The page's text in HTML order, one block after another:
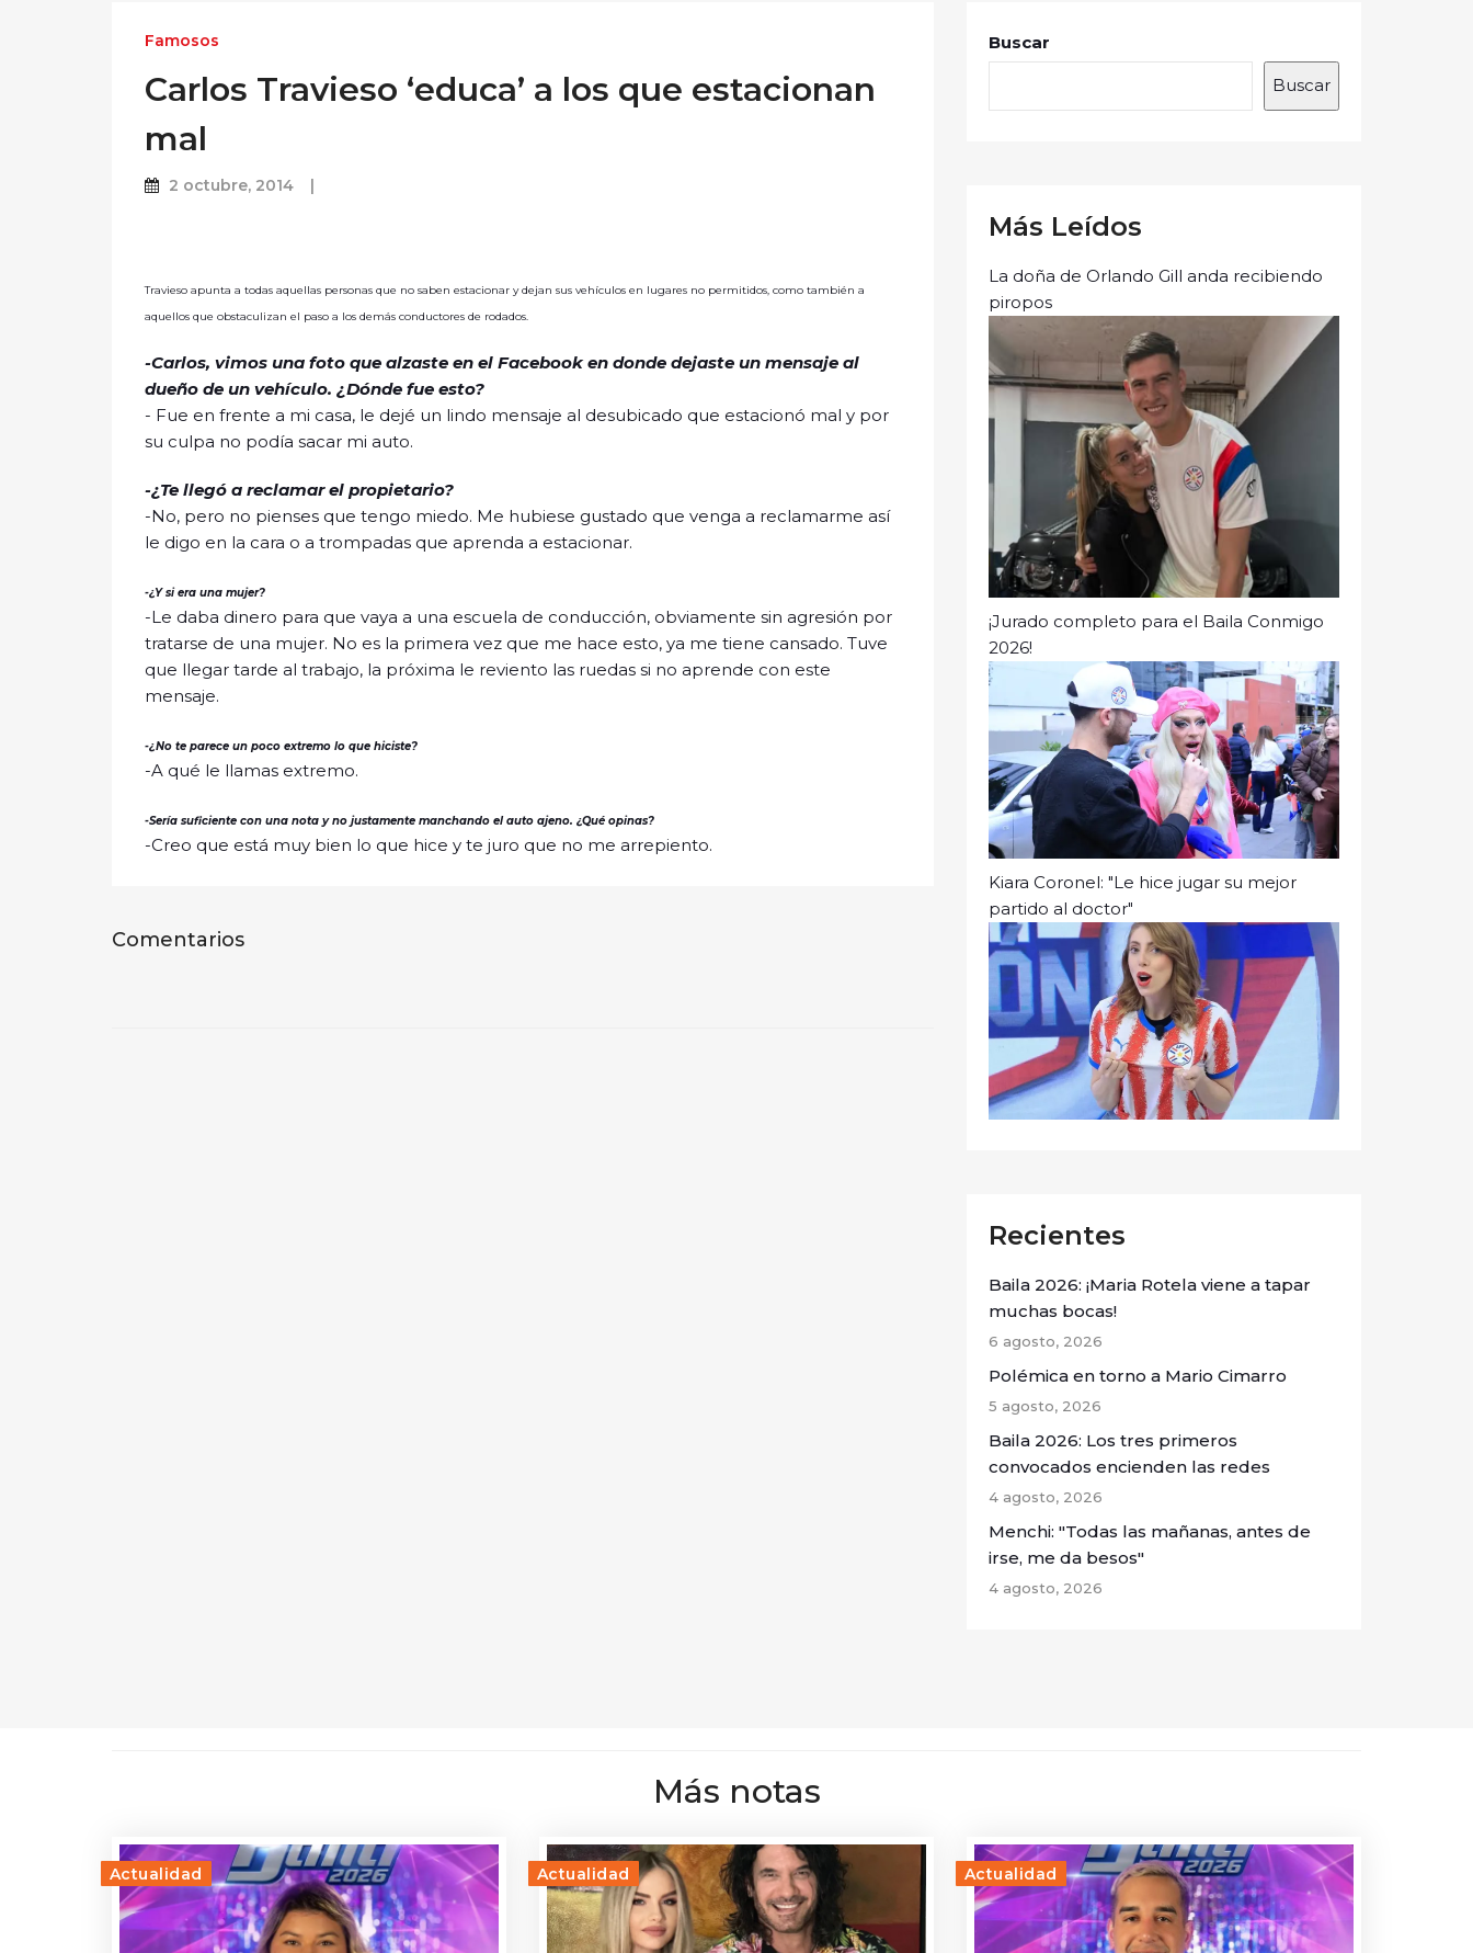
Famosos
Carlos Travieso ‘educa’ a los que estacionan
mal
2 octubre, 2014
Travieso apunta a todas aquellas personas que no saben estacionar y dejan sus vehículos en lugares no permitidos, como también a
aquellos que obstaculizan el paso a los demás conductores de rodados.
-Carlos, vimos una foto que alzaste en el Facebook en donde dejaste un mensaje al
dueño de un vehículo. ¿Dónde fue esto?
- Fue en frente a mi casa, le dejé un lindo mensaje al desubicado que estacionó mal y por
su culpa no podía sacar mi auto.
-¿Te llegó a reclamar el propietario?
-No, pero no pienses que tengo miedo. Me hubiese gustado que venga a reclamarme así
le digo en la cara o a trompadas que aprenda a estacionar.
-¿Y si era una mujer?
-Le daba dinero para que vaya a una escuela de conducción, obviamente sin agresión por
tratarse de una mujer. No es la primera vez que me hace esto, ya me tiene cansado. Tuve
que llegar tarde al trabajo, la próxima le reviento las ruedas si no aprende con este
mensaje.
-¿No te parece un poco extremo lo que hiciste?
-A qué le llamas extremo.
-Sería suficiente con una nota y no justamente manchando el auto ajeno. ¿Qué opinas?
-Creo que está muy bien lo que hice y te juro que no me arrepiento.
Comentarios
Buscar
Buscar
Más Leídos
La doña de Orlando Gill anda recibiendo
piropos
¡Jurado completo para el Baila Conmigo
2026!
Kiara Coronel: "Le hice jugar su mejor
partido al doctor"
Recientes
Baila 2026: ¡Maria Rotela viene a tapar
muchas bocas!
6 agosto, 2026
Polémica en torno a Mario Cimarro
5 agosto, 2026
Baila 2026: Los tres primeros
convocados encienden las redes
4 agosto, 2026
Menchi: "Todas las mañanas, antes de
irse, me da besos"
4 agosto, 2026
Más notas
Actualidad Actualidad Actualidad